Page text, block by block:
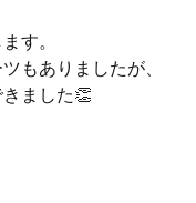
す。
もありましたが、
ました👏